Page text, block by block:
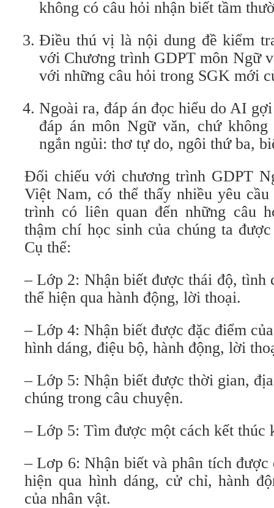
không có câu hỏi nhận biết tầm
Điều thú vị là nội dung đề kiểm
với Chương trình GDPT môn Ngữ
với những câu hỏi trong SGK mới
Ngoài ra, đáp án đọc hiểu do AI
đáp án môn Ngữ văn, chứ
ngắn ngủi: thơ tự do, ngôi thứ ba,
Đối chiếu với chương trình GDPT
Việt Nam, có thể thấy nhiều yêu
trình có liên quan đến những câu
thậm chí học sinh của chúng ta
Cụ thể:
– Lớp 2: Nhận biết được thái độ, tình
thể hiện qua hành động, lời thoại.
– Lớp 4: Nhận biết được đặc điểm
hình dáng, điệu bộ, hành động, lời
– Lớp 5: Nhận biết được thời gian,
chúng trong câu chuyện.
– Lớp 5: Tìm được một cách kết thúc
– Lơp 6: Nhận biết và phân tích được
hiện qua hình dáng, cử chỉ, hành
của nhân vật.